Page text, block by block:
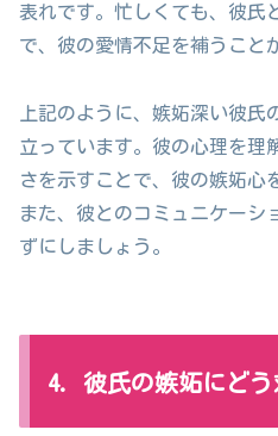
表れです。忙しくても、彼氏
で、彼の愛情不足を補うこと
上記のように、嫉妬深い彼氏
立っています。彼の心理を理
さを示すことで、彼の嫉妬心
また、彼とのコミュニケーシ
ずにしましょう。
4. 彼氏の嫉妬にどう